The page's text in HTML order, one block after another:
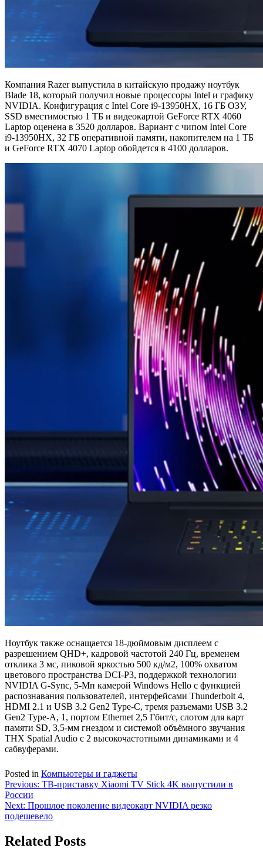
Компания Razer выпустила в китайскую продажу ноутбук
Blade 18, который получил новые процессоры Intel и графику
NVIDIA. Конфигурация с Intel Core i9-13950HX, 16 ГБ ОЗУ,
SSD вместимостью 1 ТБ и видеокартой GeForce RTX 4060
Laptop оценена в 3520 долларов. Вариант с чипом Intel Core
i9-13950HX, 32 ГБ оперативной памяти, накопителем на 1 ТБ
и GeForce RTX 4070 Laptop обойдется в 4100 долларов.
Ноутбук также оснащается 18-дюймовым дисплеем с
разрешением QHD+, кадровой частотой 240 Гц, временем
отклика 3 мс, пиковой яркостью 500 кд/м2, 100% охватом
цветового пространства DCI-P3, поддержкой технологии
NVIDIA G-Sync, 5-Мп камерой Windows Hello с функцией
распознавания пользователей, интерфейсами Thunderbolt 4,
HDMI 2.1 и USB 3.2 Gen2 Type-C, тремя разъемами USB 3.2
Gen2 Type-A, 1, портом Ethernet 2,5 Гбит/с, слотом для карт
памяти SD, 3,5-мм гнездом и системой объёмного звучания
THX Spatial Audio с 2 высокочастотными динамиками и 4
сабвуферами.
Posted in Компьютеры и гаджеты
Навигация
по
записям
Previous: ТВ-приставку Xiaomi TV Stick 4K выпустили в
России
Next: Прошлое поколение видеокарт NVIDIA резко
подешевело
Related Posts